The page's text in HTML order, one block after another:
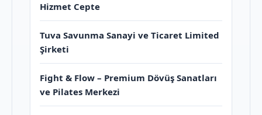
Hizmet Cepte
Tuva Savunma Sanayi ve Ticaret Limited
Şirketi
Fight & Flow – Premium Dövüş Sanatları
ve Pilates Merkezi